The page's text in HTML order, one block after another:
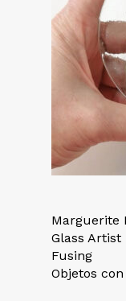
Marguerite
Glass Artist
Fusing
Objetos